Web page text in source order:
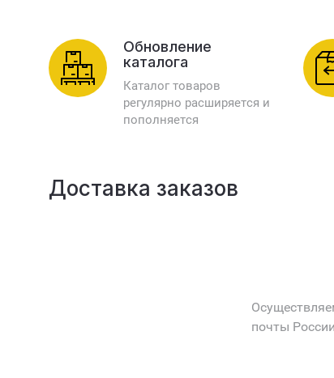
Обновление
каталога
Каталог товаров
регулярно расширяется и
пополняется
Доставка заказов
почты